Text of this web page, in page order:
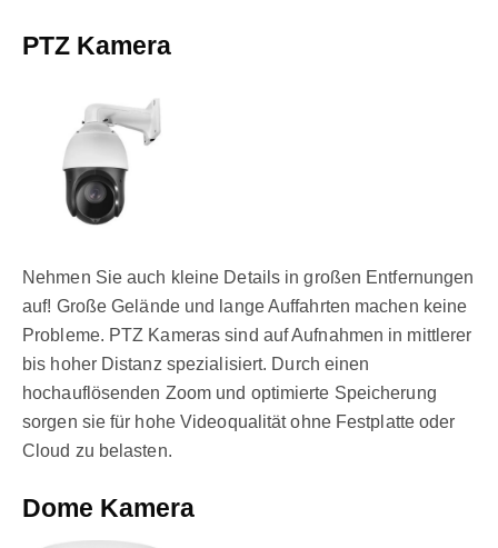
PTZ Kamera
Nehmen Sie auch kleine Details in großen Entfernungen
auf! Große Gelände und lange Auffahrten machen keine
Probleme. PTZ Kameras sind auf Aufnahmen in mittlerer
bis hoher Distanz spezialisiert. Durch einen
hochauflösenden Zoom und optimierte Speicherung
sorgen sie für hohe Videoqualität ohne Festplatte oder
Cloud zu belasten.
Dome Kamera